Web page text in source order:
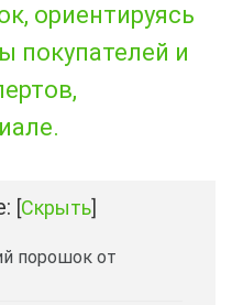
ориентируясь
покупателей и
[Скрыть]
порошок от